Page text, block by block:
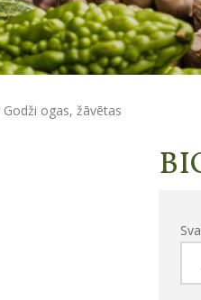
Godži ogas, žāvētas